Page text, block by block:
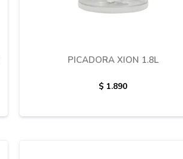
PICADORA XION 1.8L
$ 1.890